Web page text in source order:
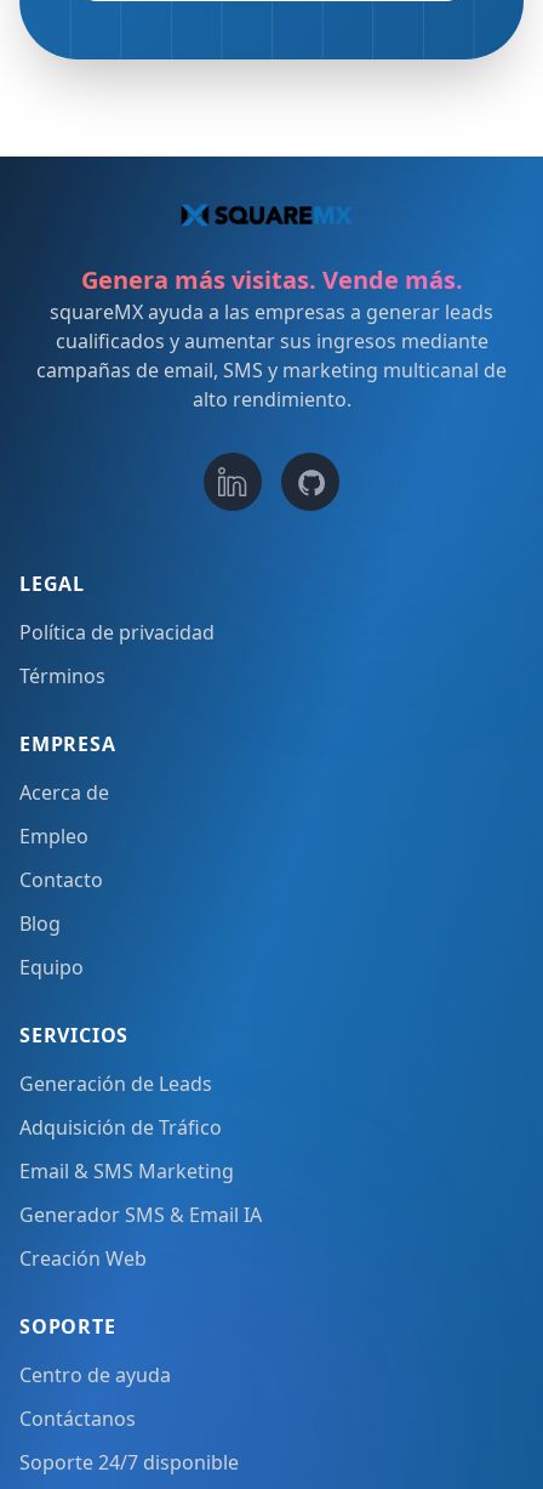
Genera más visitas. Vende más.
squareMX ayuda a las empresas a generar leads
cualificados y aumentar sus ingresos mediante
campañas de email, SMS y marketing multicanal de
alto rendimiento.
LEGAL
Política de privacidad
Términos
EMPRESA
Acerca de
Empleo
Contacto
Blog
Equipo
SERVICIOS
Generación de Leads
Adquisición de Tráfico
Email & SMS Marketing
Generador SMS & Email IA
Creación Web
SOPORTE
Centro de ayuda
Contáctanos
Soporte 24/7 disponible